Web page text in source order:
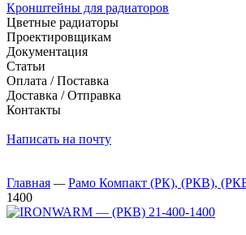
Кронштейны для радиаторов
Цветные радиаторы
Проектировщикам
Документация
Статьи
Оплата / Поставка
Доставка / Отправка
Контакты
Написать на почту
Главная — Рамо Компакт (РК), (РКВ),
1400